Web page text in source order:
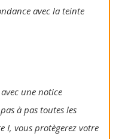
avec la teinte
une notice
à pas toutes les
I, vous protègerez votre